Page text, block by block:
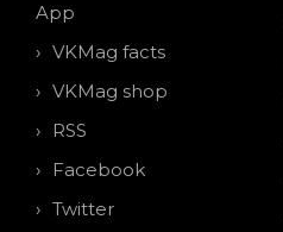
App
VKMag facts
VKMag shop
RSS
Facebook
Twitter